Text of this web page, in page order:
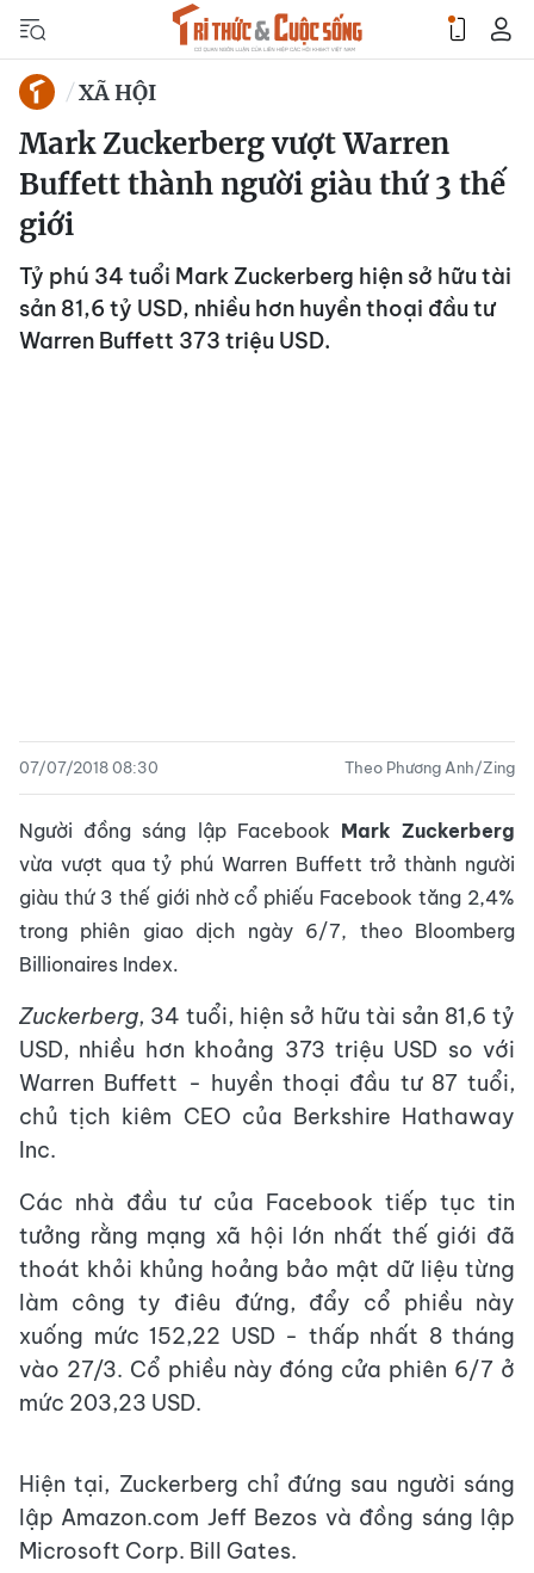
XÃ HỘI
Mark Zuckerberg vượt Warren
Buffett thành người giàu thứ 3 thế
giới
Tỷ phú 34 tuổi Mark Zuckerberg hiện sở hữu tài
sản 81,6 tỷ USD, nhiều hơn huyền thoại đầu tư
Warren Buffett 373 triệu USD.
07/07/2018 08:30 Theo Phương Anh/Zing
Người đồng sáng lập Facebook Mark Zuckerberg
vừa vượt qua tỷ phú Warren Buffett trở thành người
giàu thứ 3 thế giới nhờ cổ phiếu Facebook tăng 2,4%
trong phiên giao dịch ngày 6/7, theo Bloomberg
Billionaires Index.
Zuckerberg, 34 tuổi, hiện sở hữu tài sản 81,6 tỷ
USD, nhiều hơn khoảng 373 triệu USD so với
Warren Buffett - huyền thoại đầu tư 87 tuổi,
chủ tịch kiêm CEO của Berkshire Hathaway
Inc.
Các nhà đầu tư của Facebook tiếp tục tin
tưởng rằng mạng xã hội lớn nhất thế giới đã
thoát khỏi khủng hoảng bảo mật dữ liệu từng
làm công ty điêu đứng, đẩy cổ phiều này
xuống mức 152,22 USD - thấp nhất 8 tháng
vào 27/3. Cổ phiều này đóng cửa phiên 6/7 ở
mức 203,23 USD.
Hiện tại, Zuckerberg chỉ đứng sau người sáng
lập Amazon.com Jeff Bezos và đồng sáng lập
Microsoft Corp. Bill Gates.